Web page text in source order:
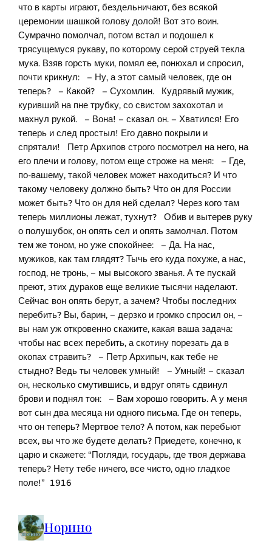
что в карты играют, бездельничают, без всякой
церемонии шашкой голову долой! Вот это воин.
Сумрачно помолчал, потом встал и подошел к
трясущемуся рукаву, по которому серой струей текла
мука. Взяв горсть муки, помял ее, понюхал и спросил,
почти крикнул: – Ну, а этот самый человек, где он
теперь? – Какой? – Сухомлин. Кудрявый мужик,
куривший на пне трубку, со свистом захохотал и
махнул рукой. – Вона! – сказал он. – Хватился! Его
теперь и след простыл! Его давно покрыли и
спрятали! Петр Архипов строго посмотрел на него, на
его плечи и голову, потом еще строже на меня: – Где,
по-вашему, такой человек может находиться? И что
такому человеку должно быть? Что он для России
может быть? Что он для ней сделал? Через кого там
теперь миллионы лежат, тухнут? Обив и вытерев руку
о полушубок, он опять сел и опять замолчал. Потом
тем же тоном, но уже спокойнее: – Да. На нас,
мужиков, как там глядят? Тычь его куда похуже, а нас,
господ, не тронь, – мы высокого званья. А те пускай
преют, этих дураков еще великие тысячи наделают.
Сейчас вон опять берут, а зачем? Чтобы последних
перебить? Вы, барин, – дерзко и громко спросил он, –
вы нам уж откровенно скажите, какая ваша задача:
чтобы нас всех перебить, а скотину порезать да в
окопах стравить? – Петр Архипыч, как тебе не
стыдно? Ведь ты человек умный! – Умный! – сказал
он, несколько смутившись, и вдруг опять сдвинул
брови и поднял тон: – Вам хорошо говорить. А у меня
вот сын два месяца ни одного письма. Где он теперь,
что он теперь? Мертвое тело? А потом, как перебьют
всех, вы что же будете делать? Приедете, конечно, к
царю и скажете: “Погляди, государь, где твоя держава
теперь? Нету тебе ничего, все чисто, одно гладкое
поле!” 1916
Норино